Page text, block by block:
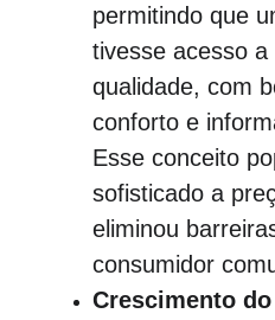
permitindo que
tivesse acesso
qualidade, com
conforto e
Esse conceito
sofisticado a
eliminou
consumidor
Crescimento